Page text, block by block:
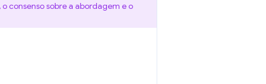
consenso sobre a abordagem e o